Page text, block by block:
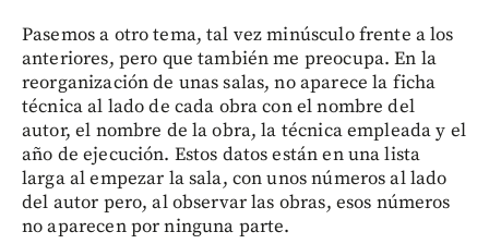
Pasemos a otro tema, tal vez minúsculo frente a los
anteriores, pero que también me preocupa. En la
reorganización de unas salas, no aparece la ficha
técnica al lado de cada obra con el nombre del
autor, el nombre de la obra, la técnica empleada y el
año de ejecución. Estos datos están en una lista
larga al empezar la sala, con unos números al lado
del autor pero, al observar las obras, esos números
no aparecen por ninguna parte.